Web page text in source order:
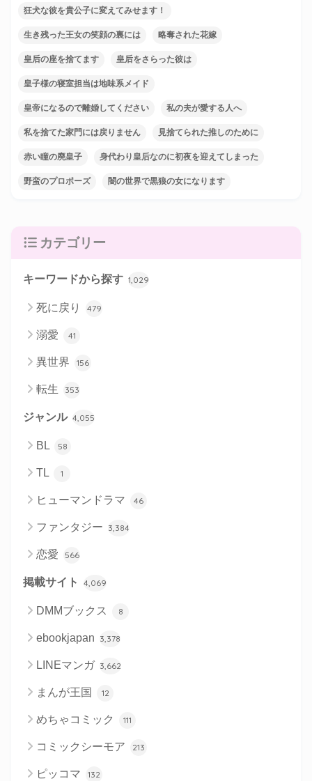
狂犬な彼を貴公子に変えてみせます！
生き残った王女の笑顔の裏には 略奪された花嫁
皇后の座を捨てます 皇后をさらった彼は
皇子様の寝室担当は地味系メイド
皇帝になるので離婚してください 私の夫が愛する人へ
私を捨てた家門には戻りません 見捨てられた推しのために
赤い瞳の廃皇子 身代わり皇后なのに初夜を迎えてしまった
野蛮のプロポーズ 闇の世界で黒狼の女になります
カテゴリー
キーワードから探す 1,029
死に戻り 479
溺愛 41
異世界 156
転生 353
ジャンル 4,055
BL 58
TL 1
ヒューマンドラマ 46
ファンタジー 3,384
恋愛 566
掲載サイト 4,069
DMMブックス 8
ebookjapan 3,378
LINEマンガ 3,662
まんが王国 12
めちゃコミック 111
コミックシーモア 213
ピッコマ 132